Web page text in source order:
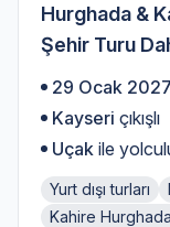
Hurghada &
Şehir Turu
29 Ocak 2027
Kayseri çıkışlı
Uçak ile
Yurt dışı turları
Kahire